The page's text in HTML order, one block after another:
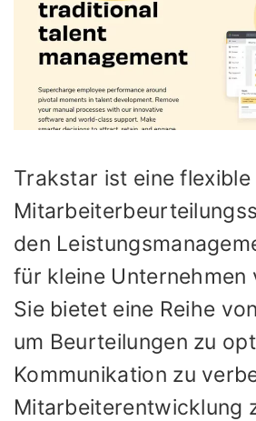
Trakstar ist eine flexible
den
für kleine Unternehmen
Sie bietet eine Reihe
um Beurteilungen zu
Kommunikation zu
Mitarbeiterentwicklung